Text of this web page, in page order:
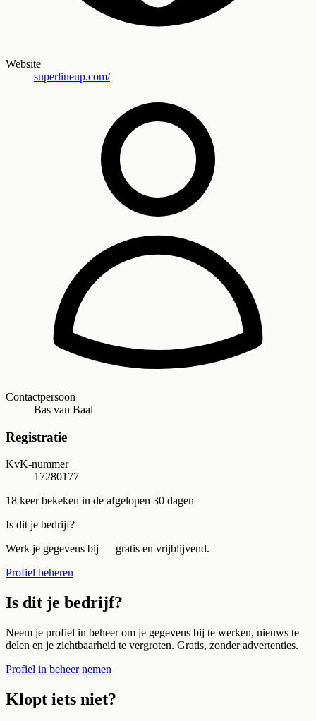
Website
superlineup.com/
Contactpersoon
Bas van Baal
Registratie
KvK-nummer
17280177
18 keer bekeken in de afgelopen 30 dagen
Is dit je bedrijf?
Werk je gegevens bij — gratis en vrijblijvend.
Profiel beheren
Is dit je bedrijf?
Neem je profiel in beheer om je gegevens bij te werken, nieuws te
delen en je zichtbaarheid te vergroten. Gratis, zonder advertenties.
Profiel in beheer nemen
Klopt iets niet?